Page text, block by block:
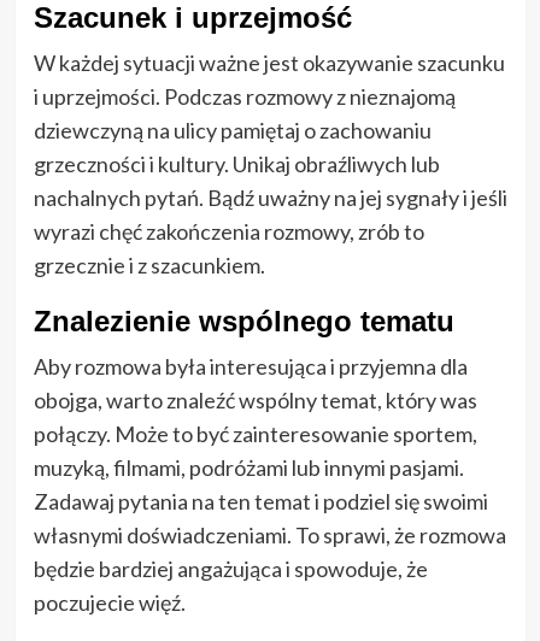
Szacunek i uprzejmość
W każdej sytuacji ważne jest okazywanie szacunku
i uprzejmości. Podczas rozmowy z nieznajomą
dziewczyną na ulicy pamiętaj o zachowaniu
grzeczności i kultury. Unikaj obraźliwych lub
nachalnych pytań. Bądź uważny na jej sygnały i jeśli
wyrazi chęć zakończenia rozmowy, zrób to
grzecznie i z szacunkiem.
Znalezienie wspólnego tematu
Aby rozmowa była interesująca i przyjemna dla
obojga, warto znaleźć wspólny temat, który was
połączy. Może to być zainteresowanie sportem,
muzyką, filmami, podróżami lub innymi pasjami.
Zadawaj pytania na ten temat i podziel się swoimi
własnymi doświadczeniami. To sprawi, że rozmowa
będzie bardziej angażująca i spowoduje, że
poczujecie więź.